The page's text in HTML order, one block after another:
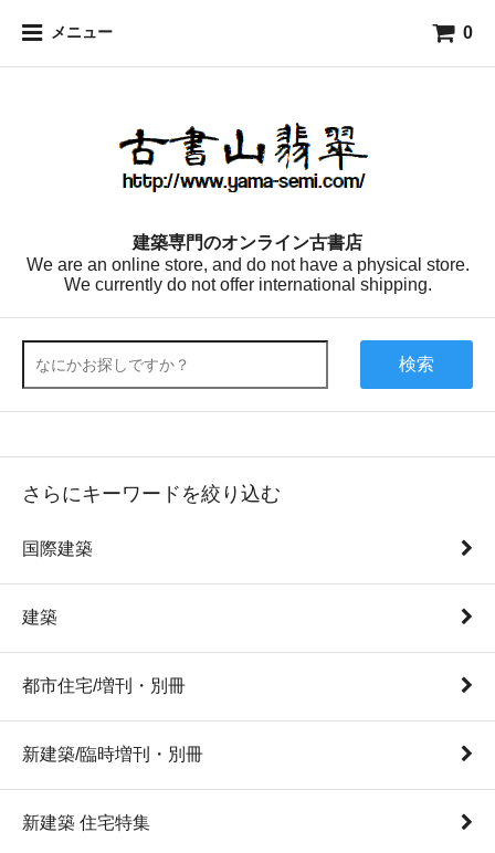
メニュー 0
建築専門のオンライン古書店
We are an online store, and do not have a physical store.
We currently do not offer international shipping.
検索
さらにキーワードを絞り込む
国際建築
建築
都市住宅/増刊・別冊
新建築/臨時増刊・別冊
新建築 住宅特集